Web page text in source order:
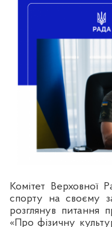
Комітет Верховної
спорту на своєму
розглянув питання
«Про фізичну